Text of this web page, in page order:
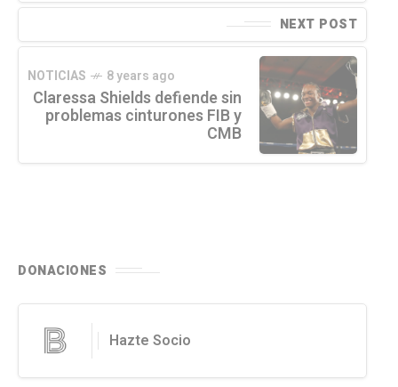
NEXT POST
NOTICIAS 8 years ago
Claressa Shields defiende sin
problemas cinturones FIB y
CMB
DONACIONES
Hazte Socio